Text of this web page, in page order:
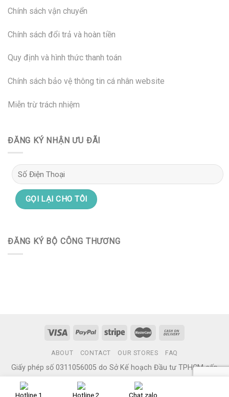
Chính sách vận chuyển
Chính sách đổi trả và hoàn tiền
Quy định và hình thức thanh toán
Chính sách bảo vệ thông tin cá nhân website
Miễn trừ trách nhiệm
ĐĂNG KÝ NHẬN ƯU ĐÃI
ĐĂNG KÝ BỘ CÔNG THƯƠNG
ABOUT CONTACT OUR STORES FAQ
Giấy phép số 0311056005 do Sở Kế hoạch Đầu tư TPHCM cấp
Copyright 2026 ©
Hana Care
Hotline 1 Hotline 2 Chat zalo